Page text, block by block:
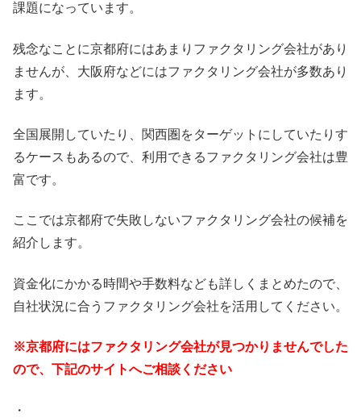
課題になっています。
残念なことに京都府にはあまりファクタリング会社があり
ませんが、大阪府などにはファクタリング会社が多数あり
ます。
全国展開していたり、関西圏をターゲットにしていたりす
るケースもあるので、利用できるファクタリング会社は豊
富です。
ここでは京都府で失敗しないファクタリング会社の候補を
紹介します。
資金化にかかる時間や手数料なども詳しくまとめたので、
自社状況に合うファクタリング会社を活用してください。
※京都府にはファクタリング会社が見つかりませんでした
ので、下記のサイトへご相談ください
・